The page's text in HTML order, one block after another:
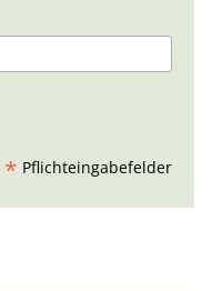
* Pflichteingabefelder